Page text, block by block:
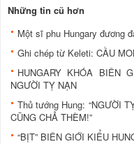
Những tin cũ hơn
Một sĩ phu Hungary đương
Ghi chép từ Keleti: CẦU
HUNGARY KHÓA BIÊN
NGƯỜI TỴ NẠN
Thủ tướng Hung: “NGƯỜI
CŨNG CHẢ THÈM!”
“BỊT” BIÊN GIỚI KIỂU